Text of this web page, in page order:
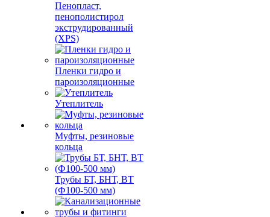
Пенопласт,
пенополистирол
экструдированный
(XPS)
Пленки гидро и
пароизоляционные
Утеплитель
Муфты, резиновые
кольца
Трубы БТ, БНТ, ВТ
(Ф100-500 мм)